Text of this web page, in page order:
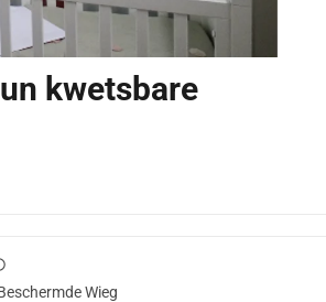
kwetsbare
Wieg